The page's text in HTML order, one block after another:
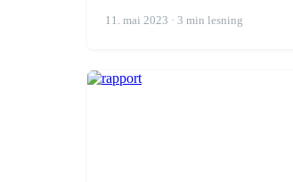
11. mai 2023 · 3 min lesning